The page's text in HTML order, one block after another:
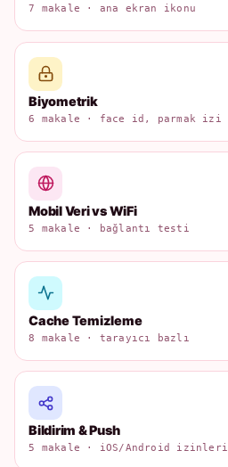
7 makale · ana ekran ikonu
Biyometrik
6 makale · face id, parmak izi
Mobil Veri vs WiFi
5 makale · bağlantı testi
Cache Temizleme
8 makale · tarayıcı bazlı
Bildirim & Push
5 makale · iOS/Android izinleri